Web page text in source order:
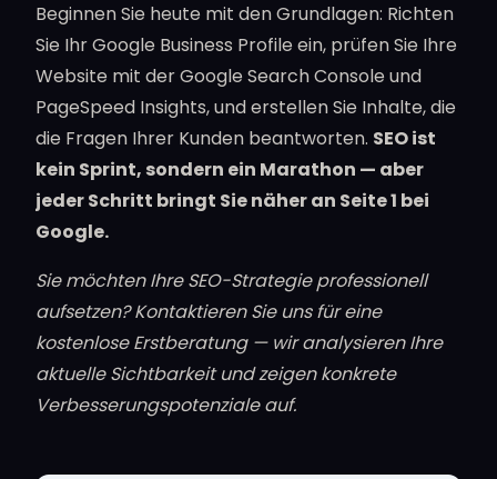
Beginnen Sie heute mit den Grundlagen: Richten
Sie Ihr Google Business Profile ein, prüfen Sie Ihre
Website mit der Google Search Console und
PageSpeed Insights, und erstellen Sie Inhalte, die
die Fragen Ihrer Kunden beantworten. SEO ist
kein Sprint, sondern ein Marathon — aber
jeder Schritt bringt Sie näher an Seite 1 bei
Google.
Sie möchten Ihre SEO-Strategie professionell
aufsetzen? Kontaktieren Sie uns für eine
kostenlose Erstberatung — wir analysieren Ihre
aktuelle Sichtbarkeit und zeigen konkrete
Verbesserungspotenziale auf.